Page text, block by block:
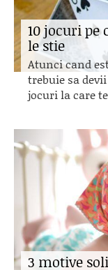
10 jocuri pe
le stie
Atunci cand
trebuie sa
jocuri la care
3 motive